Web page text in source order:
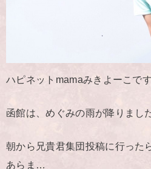
ハピネットmamaみきよーこです
函館は、めぐみの雨が降りまし
朝から兄貴君集団投稿に行った
あらま…